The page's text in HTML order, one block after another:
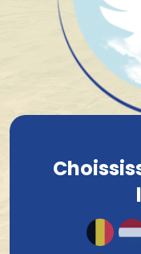
2,58 €
Pas en stock
Commandé avant
Commander et